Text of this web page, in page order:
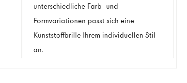
unterschiedliche Farb- und
Formvariationen passt sich eine
Kunststoffbrille Ihrem individuellen Stil
an.